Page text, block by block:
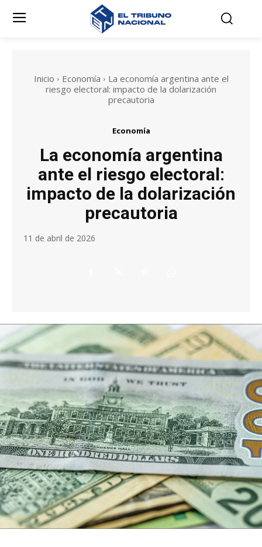
Inicio Economía
La economía argentina ante el
riesgo electoral: impacto de la dolarización
precautoria
Economía
La economía argentina
ante el riesgo electoral:
impacto de la dolarización
precautoria
11 de abril de 2026